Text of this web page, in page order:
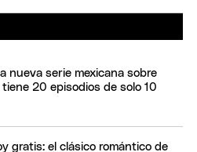
nueva serie mexicana sobre
20 episodios de solo 10
gratis: el clásico romántico de